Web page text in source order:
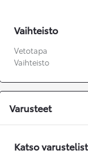
Vaihteisto
Vetotapa
Vaihteisto
Varusteet
Katso